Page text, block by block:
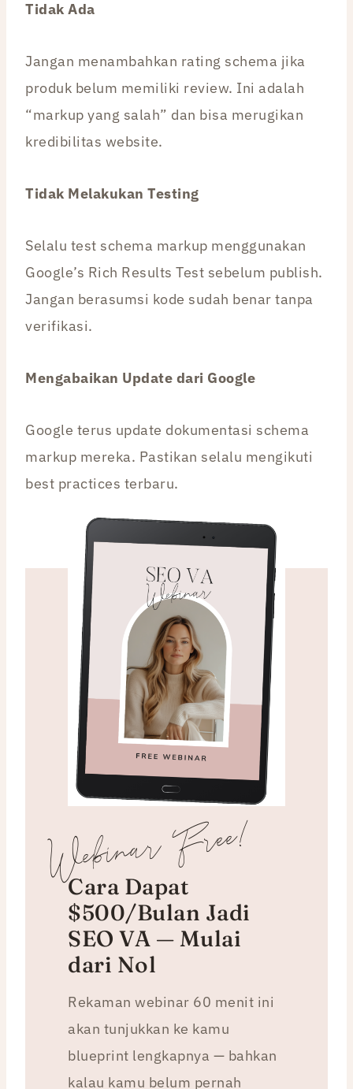
Tidak Ada
Jangan menambahkan rating schema jika
produk belum memiliki review. Ini adalah
“markup yang salah” dan bisa merugikan
kredibilitas website.
Tidak Melakukan Testing
Selalu test schema markup menggunakan
Google’s Rich Results Test sebelum publish.
Jangan berasumsi kode sudah benar tanpa
verifikasi.
Mengabaikan Update dari Google
Google terus update dokumentasi schema
markup mereka. Pastikan selalu mengikuti
best practices terbaru.
Webinar Free!
Cara Dapat
$500/Bulan Jadi
SEO VA — Mulai
dari Nol
Rekaman webinar 60 menit ini
akan tunjukkan ke kamu
blueprint lengkapnya — bahkan
kalau kamu belum pernah